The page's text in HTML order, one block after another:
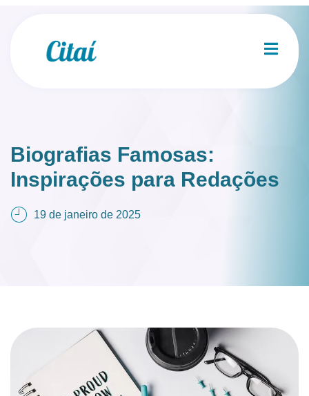
Biografias Famosas:
Inspirações para Redações
19 de janeiro de 2025